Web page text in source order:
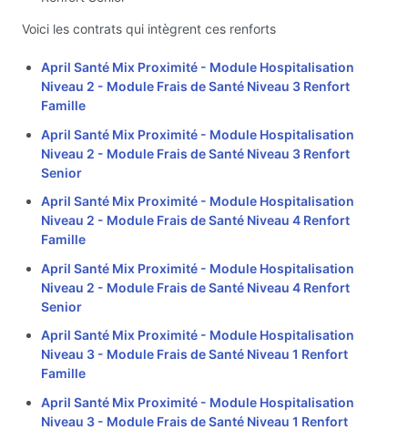
Voici les contrats qui intègrent ces renforts
April Santé Mix Proximité - Module Hospitalisation
Niveau 2 - Module Frais de Santé Niveau 3 Renfort
Famille
April Santé Mix Proximité - Module Hospitalisation
Niveau 2 - Module Frais de Santé Niveau 3 Renfort
Senior
April Santé Mix Proximité - Module Hospitalisation
Niveau 2 - Module Frais de Santé Niveau 4 Renfort
Famille
April Santé Mix Proximité - Module Hospitalisation
Niveau 2 - Module Frais de Santé Niveau 4 Renfort
Senior
April Santé Mix Proximité - Module Hospitalisation
Niveau 3 - Module Frais de Santé Niveau 1 Renfort
Famille
April Santé Mix Proximité - Module Hospitalisation
Niveau 3 - Module Frais de Santé Niveau 1 Renfort